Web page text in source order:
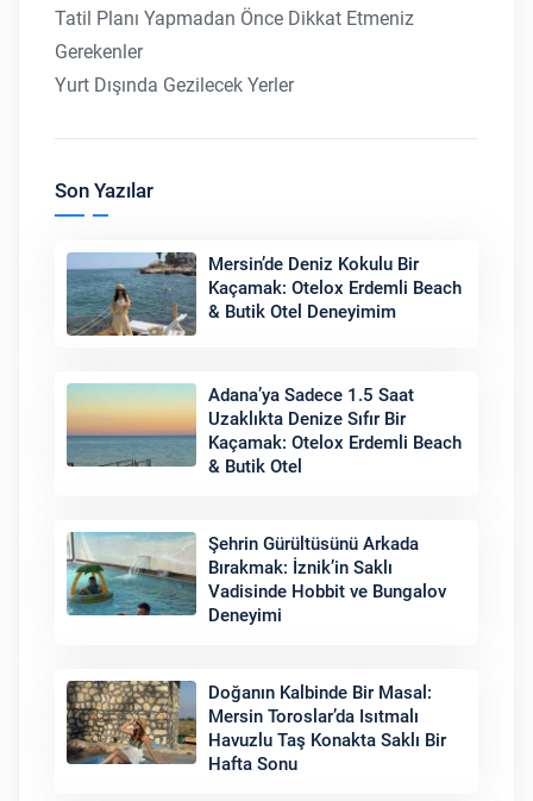
Tatil Planı Yapmadan Önce Dikkat Etmeniz
Gerekenler
Yurt Dışında Gezilecek Yerler
Son Yazılar
Mersin’de Deniz Kokulu Bir
Kaçamak: Otelox Erdemli Beach
& Butik Otel Deneyimim
Adana’ya Sadece 1.5 Saat
Uzaklıkta Denize Sıfır Bir
Kaçamak: Otelox Erdemli Beach
& Butik Otel
Şehrin Gürültüsünü Arkada
Bırakmak: İznik’in Saklı
Vadisinde Hobbit ve Bungalov
Deneyimi
Doğanın Kalbinde Bir Masal:
Mersin Toroslar’da Isıtmalı
Havuzlu Taş Konakta Saklı Bir
Hafta Sonu